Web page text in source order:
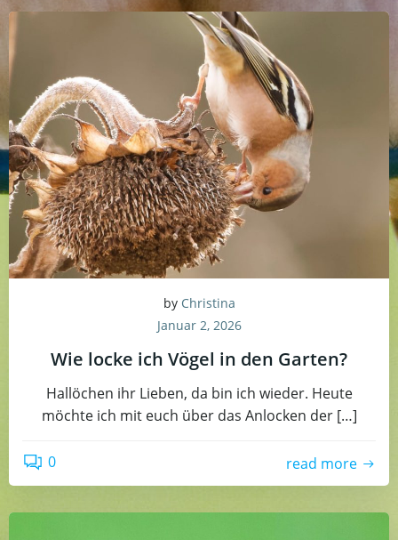
by Christina
Januar 2, 2026
Wie locke ich Vögel in den Garten?
Hallöchen ihr Lieben, da bin ich wieder. Heute
möchte ich mit euch über das Anlocken der […]
0 read more